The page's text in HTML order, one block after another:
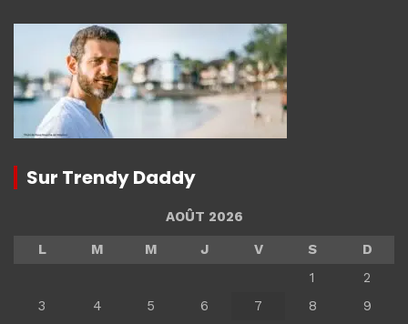
Sur Trendy Daddy
AOÛT 2026
L
M M J V S
D
1
2
3
4 5 6 7 8
9